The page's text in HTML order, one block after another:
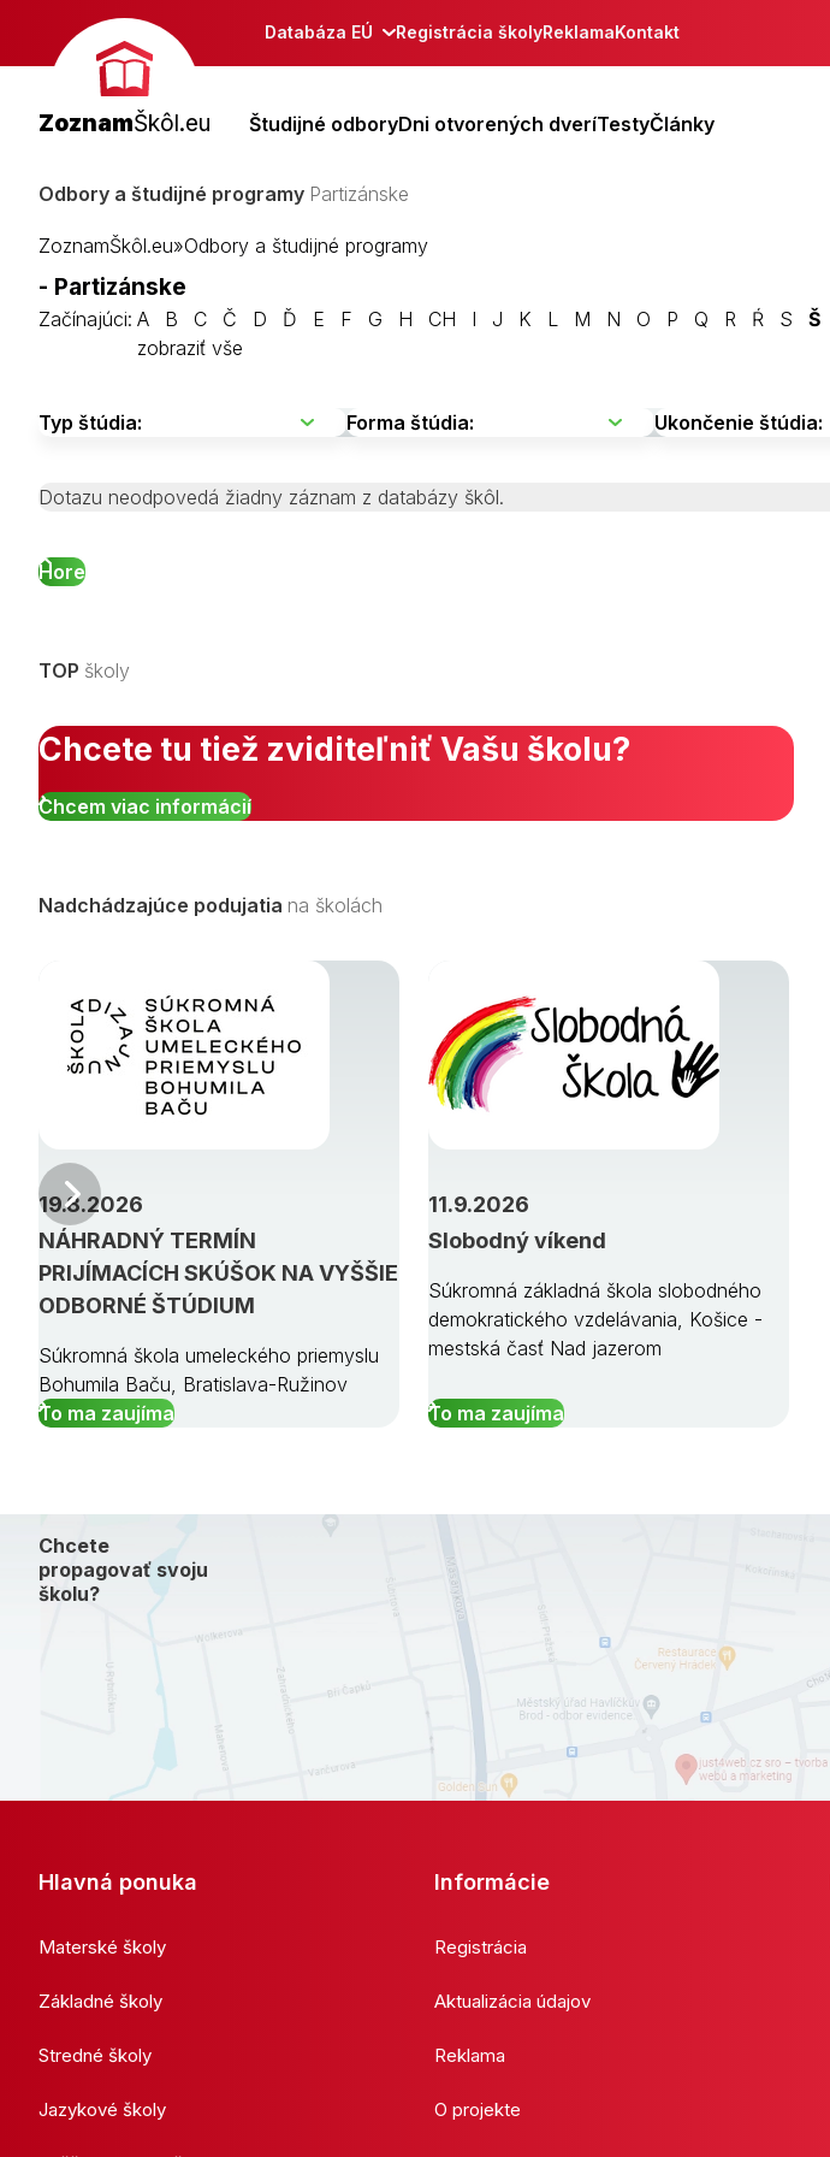
Databáza EÚ Registrácia školyReklamaKontakt
ZoznamŠkôl.eu Študijné odboryDni otvorených dveríTestyČlánky
Odbory a študijné programy Partizánske
ZoznamŠkôl.eu»Odbory a študijné programy
- Partizánske
Začínajúci: A B C Č D Ď E F G H CH I J K L M N O P Q R Ŕ S Š
zobraziť vše
Dotazu neodpovedá žiadny záznam z databázy škôl.
Hore
TOP školy
Chcete tu tiež zviditeľniť Vašu školu?
Chcem viac informácií
Nadchádzajúce podujatia na školách
NÁHRADNÝ TERMÍN
PRIJÍMACÍCH SKÚŠOK NA VYŠŠIE
ODBORNÉ ŠTÚDIUM
19.8.2026
Súkromná škola umeleckého priemyslu
Bohumila Baču, Bratislava-Ružinov
To ma zaujíma
Slobodný víkend
11.9.2026
Súkromná základná škola slobodného
demokratického vzdelávania, Košice -
mestská časť Nad jazerom
To ma zaujíma
Predchádzajúci
Chcete
propagovať svoju
školu?
Hlavná ponuka
Materské školy
Základné školy
Stredné školy
Jazykové školy
Informácie
Registrácia
Aktualizácia údajov
Reklama
O projekte